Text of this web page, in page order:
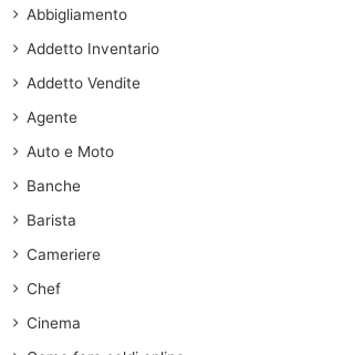
Abbigliamento
Addetto Inventario
Addetto Vendite
Agente
Auto e Moto
Banche
Barista
Cameriere
Chef
Cinema